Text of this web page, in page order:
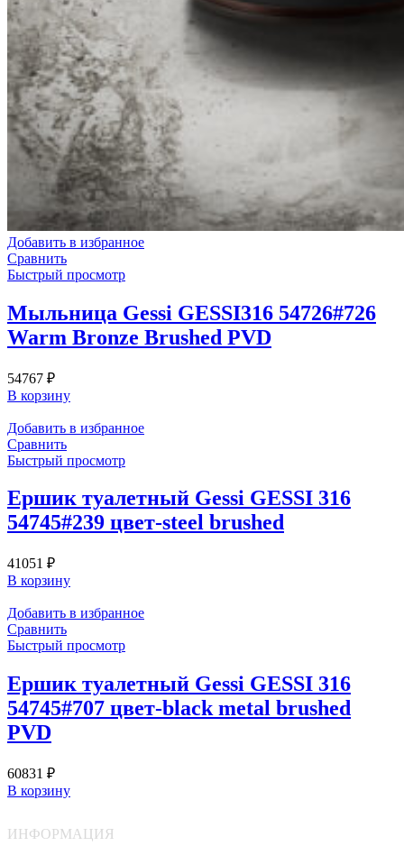
Добавить в избранное
Сравнить
Быстрый просмотр
Мыльница Gessi GESSI316 54726#726
Warm Bronze Brushed PVD
54767 ₽
В корзину
Добавить в избранное
Сравнить
Быстрый просмотр
Ершик туалетный Gessi GESSI 316
54745#239 цвет-steel brushed
41051 ₽
В корзину
Добавить в избранное
Сравнить
Быстрый просмотр
Ершик туалетный Gessi GESSI 316
54745#707 цвет-black metal brushed
PVD
60831 ₽
В корзину
ИНФОРМАЦИЯ